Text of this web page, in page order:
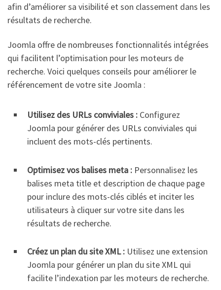
afin d’améliorer sa visibilité et son classement dans les
résultats de recherche.
Joomla offre de nombreuses fonctionnalités intégrées
qui facilitent l’optimisation pour les moteurs de
recherche. Voici quelques conseils pour améliorer le
référencement de votre site Joomla :
Utilisez des URLs conviviales : Configurez
Joomla pour générer des URLs conviviales qui
incluent des mots-clés pertinents.
Optimisez vos balises meta : Personnalisez les
balises meta title et description de chaque page
pour inclure des mots-clés ciblés et inciter les
utilisateurs à cliquer sur votre site dans les
résultats de recherche.
Créez un plan du site XML : Utilisez une extension
Joomla pour générer un plan du site XML qui
facilite l’indexation par les moteurs de recherche.